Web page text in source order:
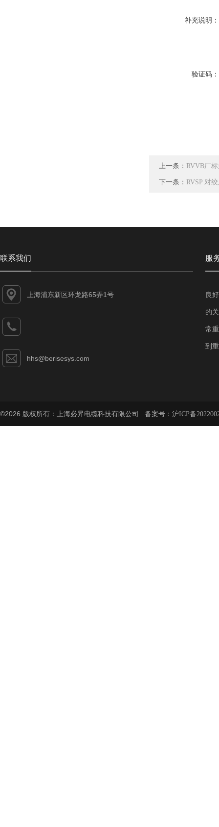
补充说明：
验证码：
上一条： RVVB厂
下一条： RVSP 对
联系我们
上海浦东新区环龙路65弄1号
hhs@berisesys.com
服
良
的
常
到
©2026 版权所有：上海必昇电缆科技有限公司 备案号： 沪ICP备